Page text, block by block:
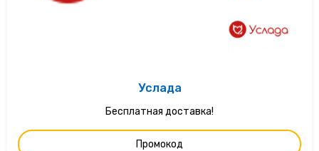
Услада
Бесплатная доставка!
Промокод